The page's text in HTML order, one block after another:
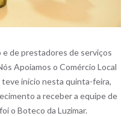
de prestadores de serviços
Apoiamos o Comércio Local
teve início nesta quinta-feira,
a receber a equipe de
o Boteco da Luzimar.